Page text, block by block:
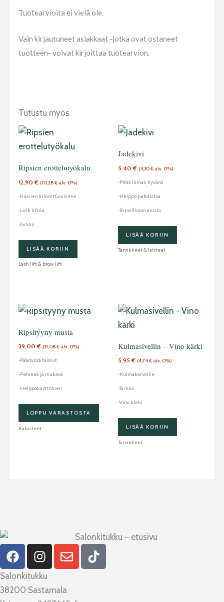
Tuotearvioita ei vielä ole.
Vain kirjautuneet asiakkaat -jotka ovat ostaneet
tuotteen- voivat kirjoittaa tuotearvion.
Tutustu myös
Ripsien erottelutyökalu
12,90€ (10,28€ alv. 0%)
-Ripsien kiinnittämiseen
-Lash liftiin
-Tarkka
LISÄÄ KORIIN
Lash lift & brow lift
Jadekivi
5,40€ (4,30€ alv. 0%)
-Pitää liiman hyvänä
-Helppo puhdistaa
-Ripsiliiman alusta
LISÄÄ KORIIN
Tarvikkeet & laitteet
Ripsityyny musta
39,00€ (31,08€ alv. 0%)
-Päädyssä taskut
-Pehmeä ja mukava
-Helppokäyttöinen
LOPPU VARASTOSTA
Kalusteet
Kulmasivellin – Vino kärki
5,95€ (4,74€ alv. 0%)
-Kulmakarvoille
-Tarkka
-Vino kärki
LISÄÄ KORIIN
Tarvikkeet
F
a
c
e
I
n
s
t
E
n
e
T
i
Salonkitukku
38200 Sastamala